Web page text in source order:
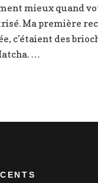
mieux quand
Ma première
c’étaient des
…